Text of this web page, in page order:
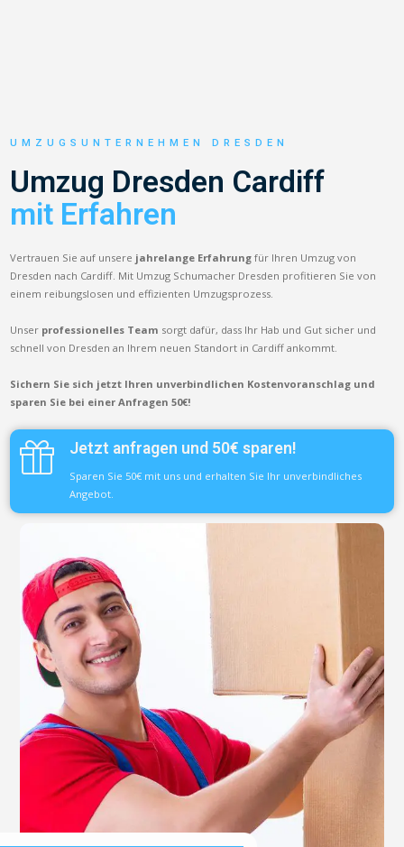
UMZUGSUNTERNEHMEN DRESDEN
Umzug Dresden Cardiff
mit Erfahren
Vertrauen Sie auf unsere jahrelange Erfahrung für Ihren Umzug von
Dresden nach Cardiff. Mit Umzug Schumacher Dresden profitieren Sie von
einem reibungslosen und effizienten Umzugsprozess.
Unser professionelles Team sorgt dafür, dass Ihr Hab und Gut sicher und
schnell von Dresden an Ihrem neuen Standort in Cardiff ankommt.
Sichern Sie sich jetzt Ihren unverbindlichen Kostenvoranschlag und
sparen Sie bei einer Anfragen 50€!
Jetzt anfragen und 50€ sparen!
Sparen Sie 50€ mit uns und erhalten Sie Ihr unverbindliches
Angebot.